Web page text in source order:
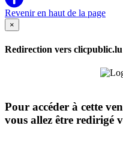
Revenir en haut de la page
×
Redirection vers clicpublic.lu
Pour accéder à cette
vous allez être redirigé